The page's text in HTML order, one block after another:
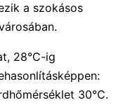
a szokásos
28°C-ig
30°C.